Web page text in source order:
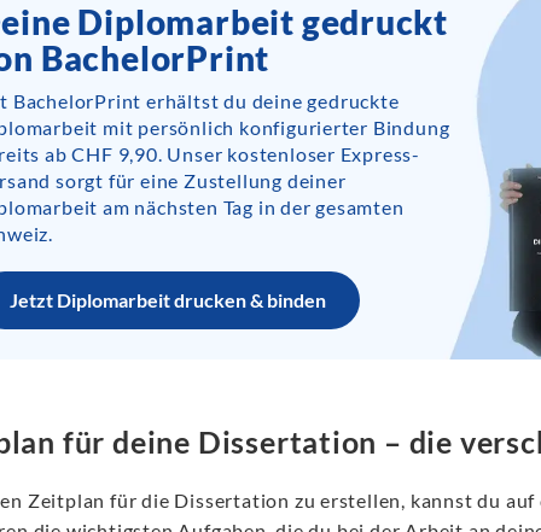
Diplomarbeit gedruckt
BachelorPrint
BachelorPrint erhältst du deine gedruckte
mit persönlich konfigurierter Bindung
ab CHF 9,90. Unser kostenloser Express-
sorgt für eine Zustellung deiner
am nächsten Tag in der gesamten
Jetzt Diplomarbeit drucken & binden
für deine Dissertation – die
Zeitplan für die Dissertation zu erstellen, kannst du auf